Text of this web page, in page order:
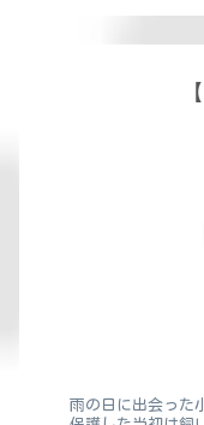
雨の日に出会った